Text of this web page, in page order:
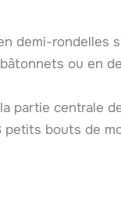
demi-rondelles
ou en
partie centrale
bouts de